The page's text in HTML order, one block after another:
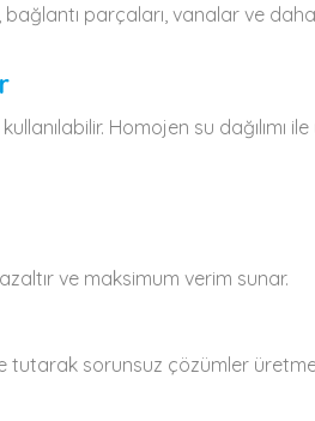
bağlantı parçaları, vanalar ve
Homojen su dağılımı
ve maksimum verim sunar.
tutarak sorunsuz çözümler